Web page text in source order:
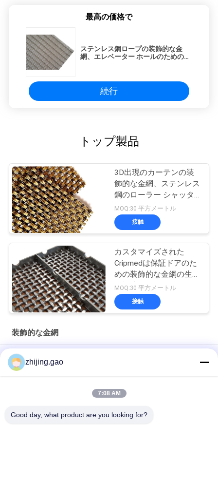
最高の価格で
ステンレス鋼ロープの装飾的な金
網、エレベーター ホールのための青
続行
トップ製品
3D出現のカーテンの装
飾的な金網、ステンレス
鋼のローラー シャッタ
ー網
MOQ:30 平方メートル
接触
カスタマイズされた
Cripmedは保証ドアのた
めの装飾的な金網の生地
を模造します
MOQ:30 平方メートル
接触
装飾的な金網
スタッドレスタイヤロープ 建築用ワイヤ網 階段の隔離画面
キャビネットウィンドウのためのアンティーク塗装ステンレス
zhijing.gao
7:08 AM
Good day, what product are you looking for?